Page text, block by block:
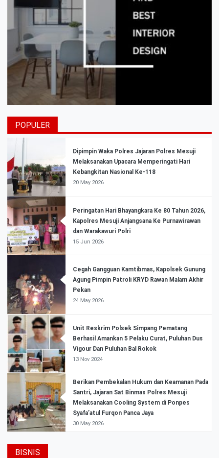
POPULER
Dipimpin Waka Polres Jajaran Polres Mesuji
Melaksanakan Upacara Memperingati Hari
Kebangkitan Nasional Ke-118
20 May 2026
Peringatan Hari Bhayangkara Ke 80 Tahun 2026,
Kapolres Mesuji Anjangsana Ke Purnawirawan
dan Warakawuri Polri
15 Jun 2026
Cegah Gangguan Kamtibmas, Kapolsek Gunung
Agung Pimpin Patroli KRYD Rawan Malam Akhir
Pekan
24 May 2026
Unit Reskrim Polsek Simpang Pematang
Berhasil Amankan 5 Pelaku Curat, Puluhan Dus
Vigour Dan Puluhan Bal Rokok
13 Nov 2024
Berikan Pembekalan Hukum dan Keamanan Pada
Santri, Jajaran Sat Binmas Polres Mesuji
Melaksanakan Cooling System di Ponpes
Syafa’atul Furqon Panca Jaya
30 May 2026
BISNIS